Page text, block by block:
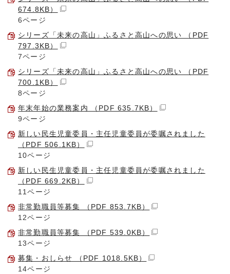
674.8KB）
6ページ
シリーズ「未来の高山」ふるさと高山への思い （PDF
797.3KB）
7ページ
シリーズ「未来の高山」ふるさと高山への思い （PDF
700.1KB）
8ページ
年末年始の業務案内 （PDF 635.7KB）
9ページ
新しい民生児童委員・主任児童委員が委嘱されました
（PDF 506.1KB）
10ページ
新しい民生児童委員・主任児童委員が委嘱されました
（PDF 669.2KB）
11ページ
非常勤職員等募集 （PDF 853.7KB）
12ページ
非常勤職員等募集 （PDF 539.0KB）
13ページ
募集・おしらせ （PDF 1018.5KB）
14ページ